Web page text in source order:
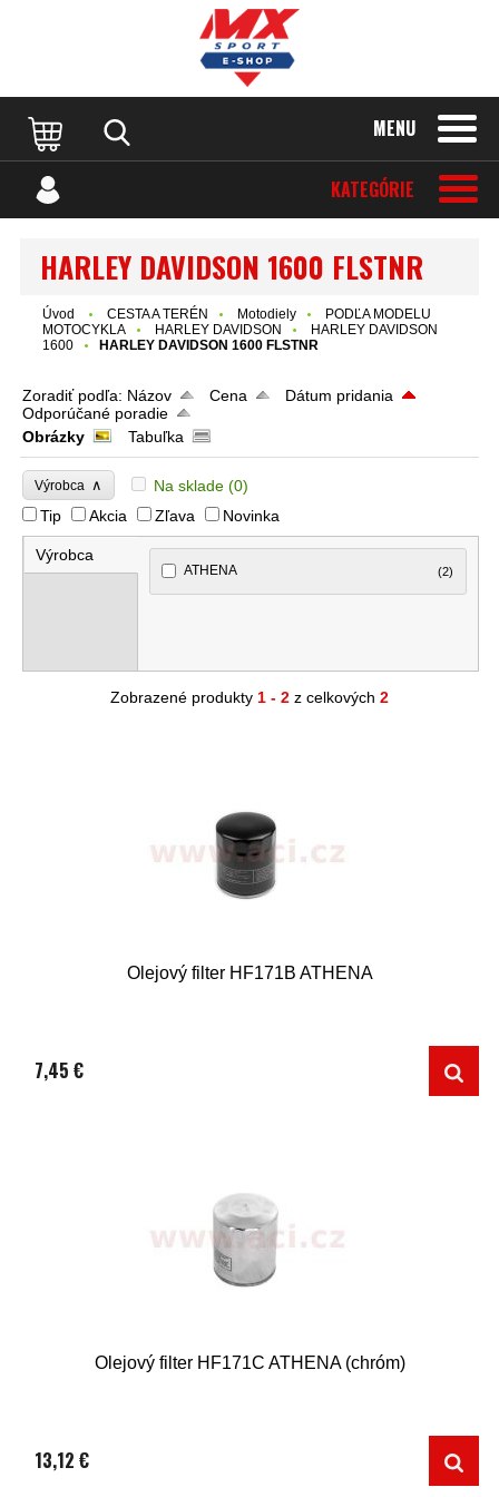
MENU
KATEGÓRIE
HARLEY DAVIDSON 1600 FLSTNR
Úvod CESTA A TERÉN Motodiely
PODĽA MODELU
MOTOCYKLA
HARLEY DAVIDSON
HARLEY DAVIDSON
1600
HARLEY DAVIDSON 1600 FLSTNR
Zoradiť podľa: Názov Cena
Dátum pridania
Odporúčané poradie
Obrázky
Tabuľka
Výrobca ∧ Na sklade (0)
Tip
Akcia Zľava Novinka
Výrobca
ATHENA (2)
Zobrazené produkty 1 - 2 z celkových 2
Olejový filter HF171B ATHENA
7,45 €
Olejový filter HF171C ATHENA (chróm)
13,12 €